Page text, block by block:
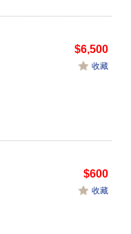
$6,500
收藏
$600
收藏